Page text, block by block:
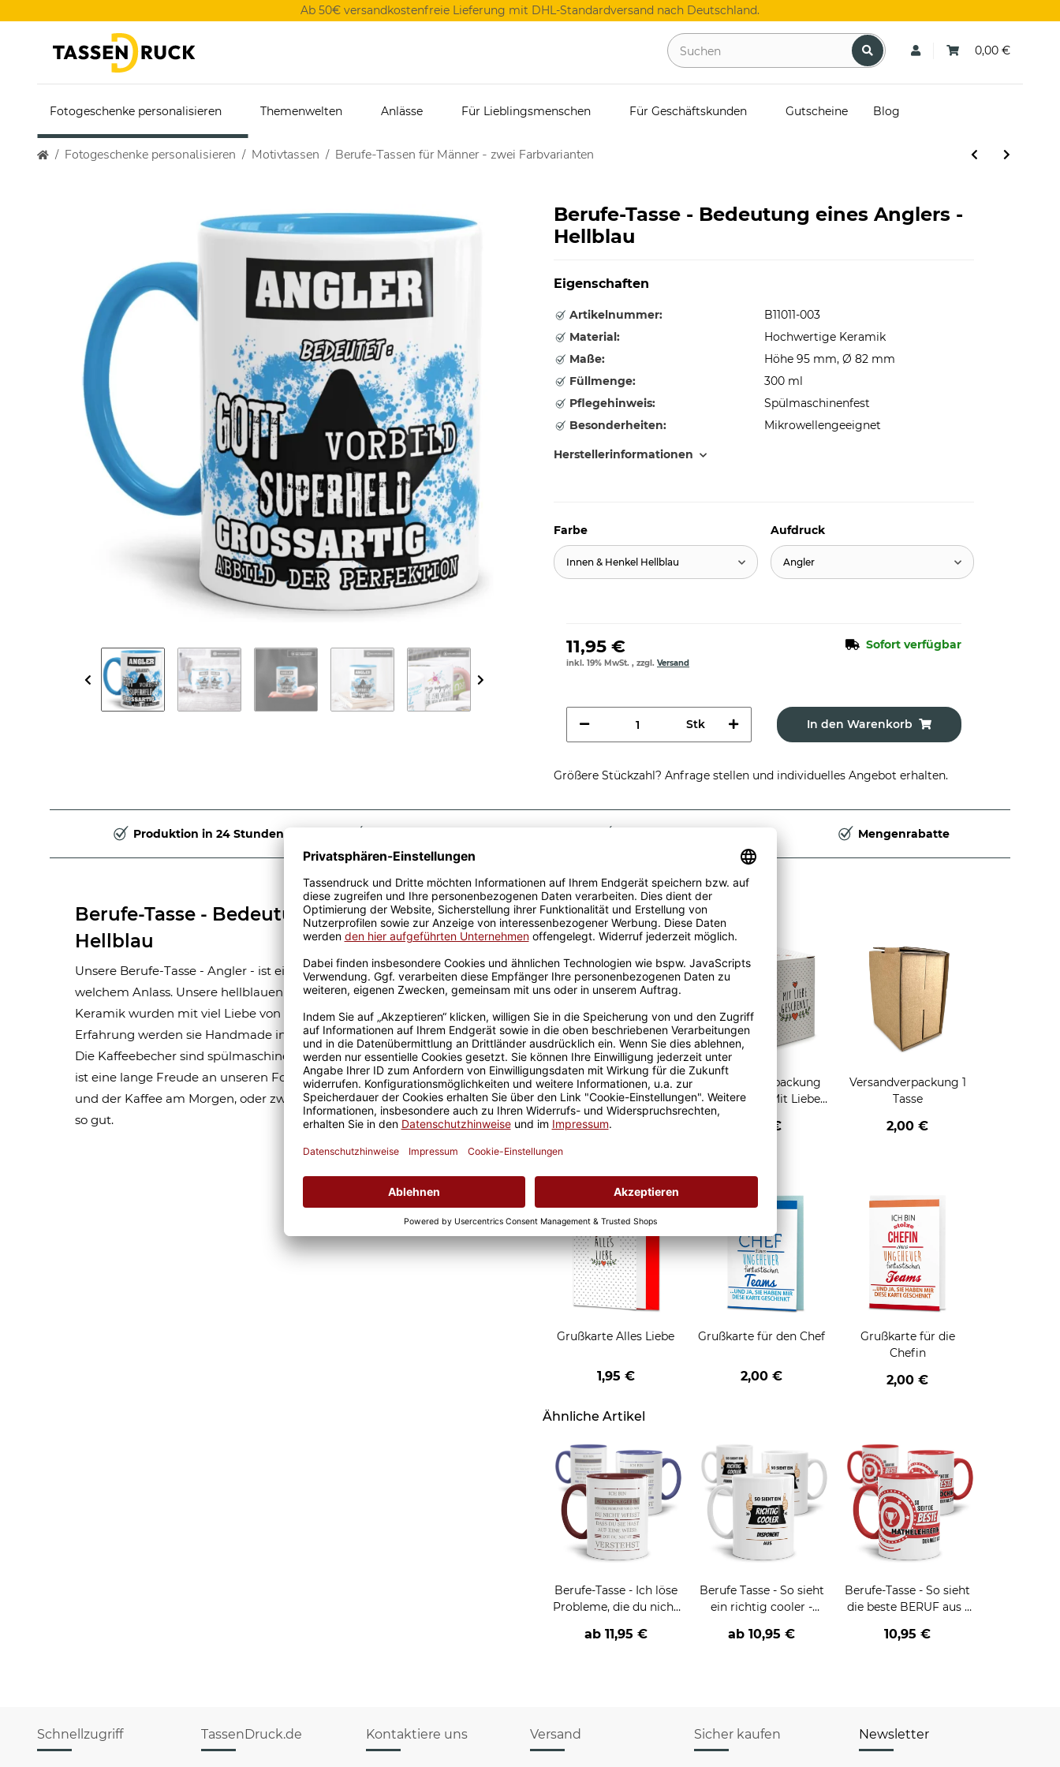
Ab 50€ versandkostenfreie Lieferung mit DHL-Standardversand nach Deutschland.
0,00 €
Fotogeschenke personalisieren Themenwelten Anlässe Für Lieblingsmenschen Für Geschäftskunden Gutscheine Blog
Fotogeschenke personalisieren Motivtassen Berufe-Tassen für Männer - zwei Farbvarianten
Berufe-Tasse - Bedeutung eines Anglers -
Hellblau
Eigenschaften
Artikelnummer:
B11011-003
Material:
Hochwertige Keramik
Maße:
Höhe 95 mm, Ø 82 mm
Füllmenge:
300 ml
Pflegehinweis:
Spülmaschinenfest
Besonderheiten:
Mikrowellengeeignet
Herstellerinformationen
Farbe
Innen & Henkel Hellblau
Aufdruck
Angler
11,95 € Sofort verfügbar
inkl. 19% MwSt. , zzgl. Versand
Stk In den Warenkorb
Größere Stückzahl? Anfrage stellen und individuelles Angebot erhalten.
Produktion in 24 Stunden Mengenrabatte
Berufe-Tasse - Bedeutung eines Anglers -
Hellblau
Unsere Berufe-Tasse - Angler - ist eine tolle Geschenkidee, egal zu
welchem Anlass. Unsere hellblauen Berufe-Tassen aus hochwertiger
Keramik wurden mit viel Liebe von unserem Grafik-Team designt. Mit viel
Erfahrung werden sie Handmade in unserer eigenen Produktion bedruckt.
Die Kaffeebecher sind spülmaschinen- und mikrowellen geeignet. Somit
ist eine lange Freude an unseren Fototassen und Motivtassen garantiert
und der Kaffee am Morgen, oder zwischendurch, schmeckt gleich nochmal
so gut.
Passende Verpackungen
Geschenkverpackung 1
Tasse mit Fenster
2,50 €
Geschenkverpackung
für Tassen - Mit Liebe
2,95 €
Versandverpackung 1
Tasse
2,00 €
Grußkarten zum Verschenken
Grußkarte Alles Liebe
1,95 €
Grußkarte für den Chef
2,00 €
Grußkarte für die
Chefin
2,00 €
Ähnliche Artikel
Berufe-Tasse - Ich löse
Probleme, die du nicht
verschiedene Berufe
ab 11,95 €
Berufe Tasse - So sieht
ein richtig cooler -
ab10,95 €
Berufe-Tasse - So sieht
die beste BERUF aus -
Frauen
10,95 €
Schnellzugriff TassenDruck.de Kontaktiere uns Versand Sicher kaufen Newsletter